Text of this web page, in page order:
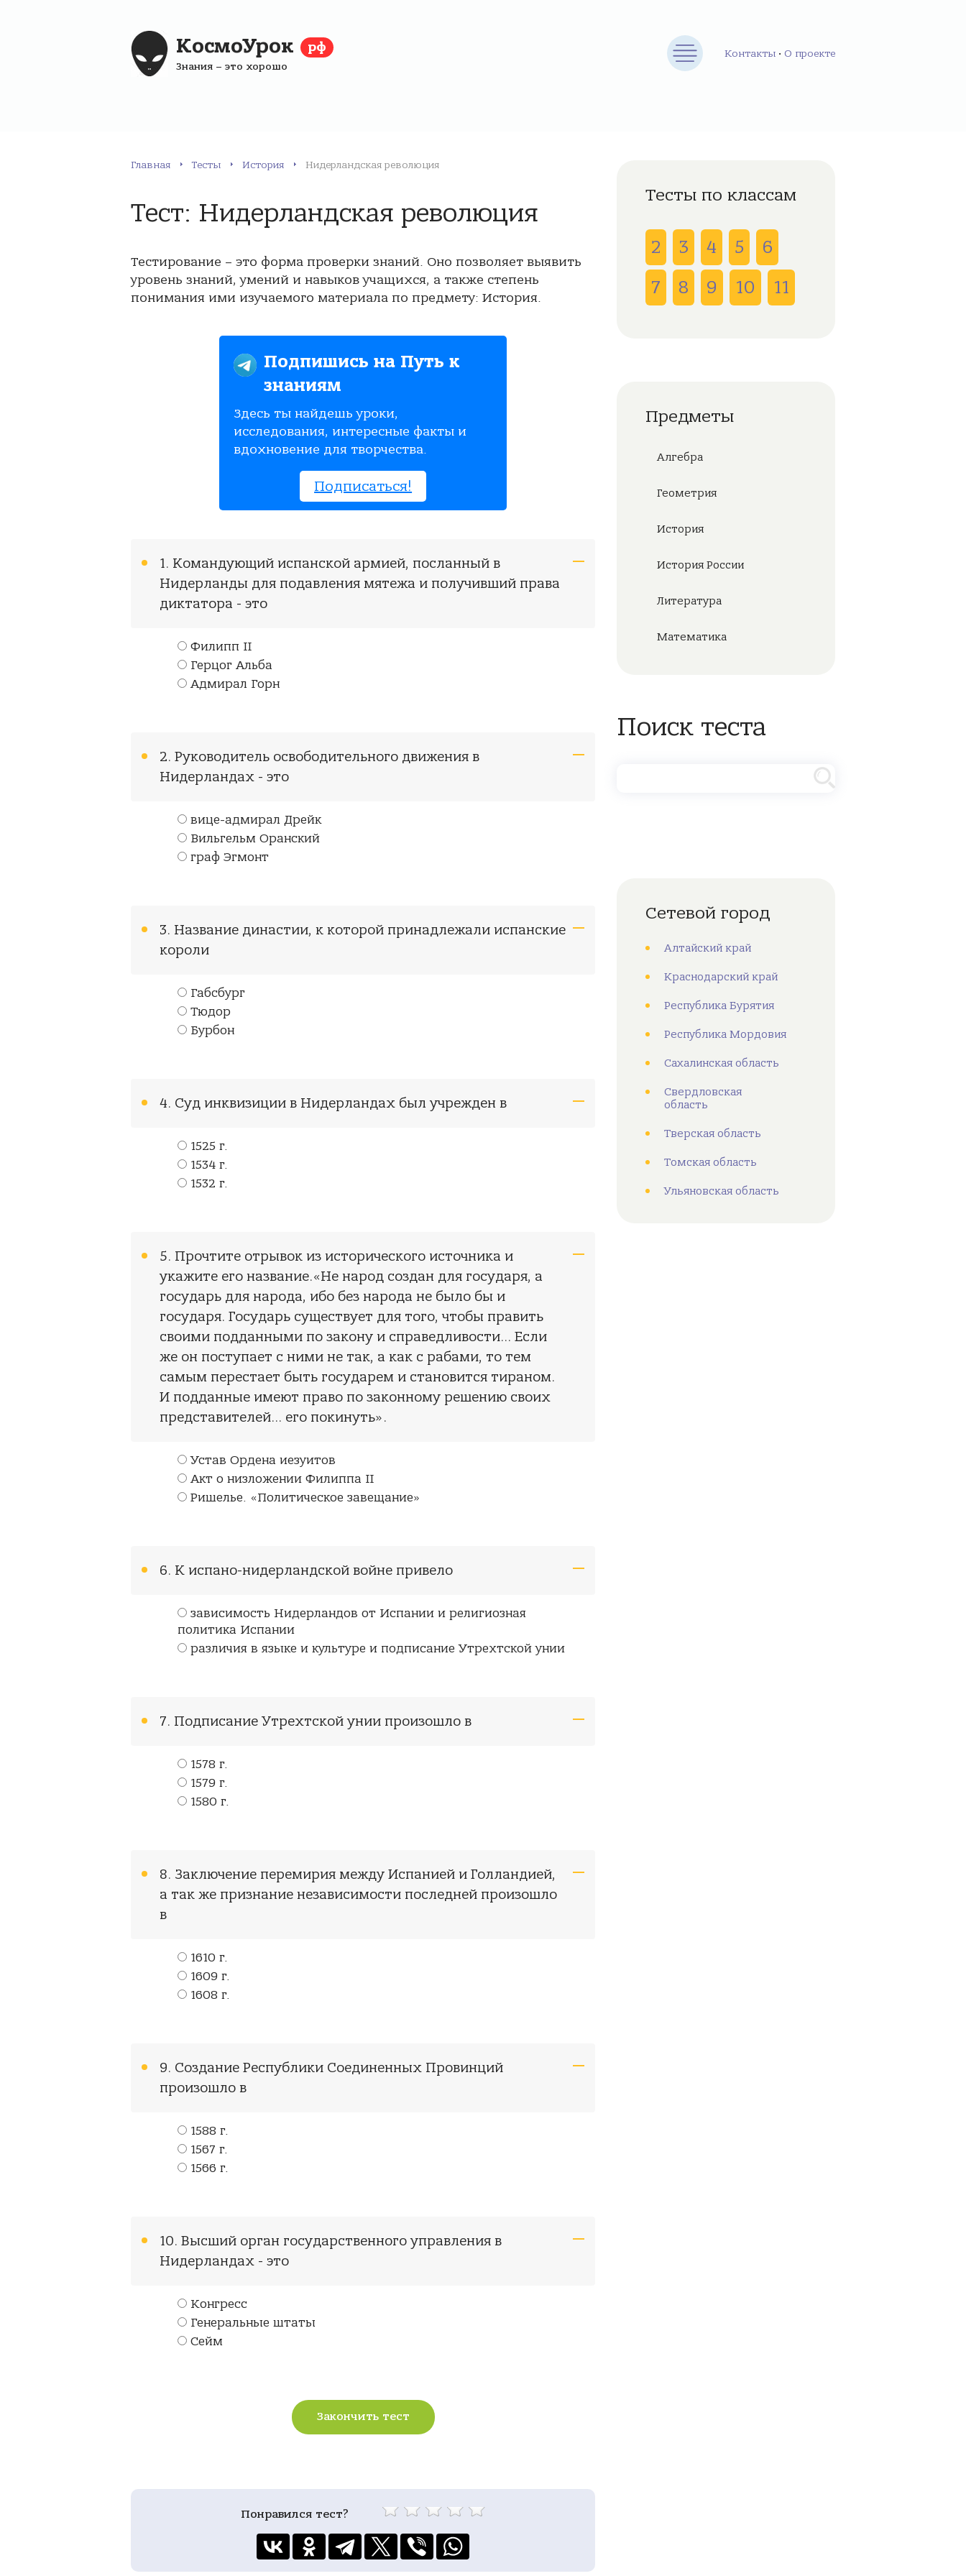
КосмоУрок рф
Знания – это хорошо
Контакты • О проекте
Главная Тесты История Нидерландская революция
Тест: Нидерландская революция
Тестирование – это форма проверки знаний. Оно позволяет выявить
уровень знаний, умений и навыков учащихся, а также степень
понимания ими изучаемого материала по предмету: История.
Подпишись на Путь к
знаниям
Здесь ты найдешь уроки,
исследования, интересные факты и
вдохновение для творчества.
Подписаться!
1. Командующий испанской армией, посланный в
Нидерланды для подавления мятежа и получивший права
диктатора - это
Филипп II
Герцог Альба
Адмирал Горн
2. Руководитель освободительного движения в
Нидерландах - это
вице-адмирал Дрейк
Вильгельм Оранский
граф Эгмонт
3. Название династии, к которой принадлежали испанские
короли
Габсбург
Тюдор
Бурбон
4. Суд инквизиции в Нидерландах был учрежден в
1525 г.
1534 г.
1532 г.
5. Прочтите отрывок из исторического источника и
укажите его название.«Не народ создан для государя, а
государь для народа, ибо без народа не было бы и
государя. Государь существует для того, чтобы править
своими подданными по закону и справедливости... Если
же он поступает с ними не так, а как с рабами, то тем
самым перестает быть государем и становится тираном.
И подданные имеют право по законному решению своих
представителей... его покинуть».
Устав Ордена иезуитов
Акт о низложении Филиппа II
Ришелье. «Политическое завещание»
6. К испано-нидерландской войне привело
зависимость Нидерландов от Испании и религиозная
политика Испании
различия в языке и культуре и подписание Утрехтской унии
7. Подписание Утрехтской унии произошло в
1578 г.
1579 г.
1580 г.
8. Заключение перемирия между Испанией и Голландией,
а так же признание независимости последней произошло
в
1610 г.
1609 г.
1608 г.
9. Создание Республики Соединенных Провинций
произошло в
1588 г.
1567 г.
1566 г.
10. Высший орган государственного управления в
Нидерландах - это
Конгресс
Генеральные штаты
Сейм
Закончить тест
Понравился тест?
Тесты по классам
2 3 4 5
6
7
8 9 10 11
Предметы
Алгебра
Геометрия
История
История России
Литература
Математика
Поиск теста
Сетевой город
Алтайский край
Краснодарский край
Республика Бурятия
Республика Мордовия
Сахалинская область
Свердловская
область
Тверская область
Томская область
Ульяновская область